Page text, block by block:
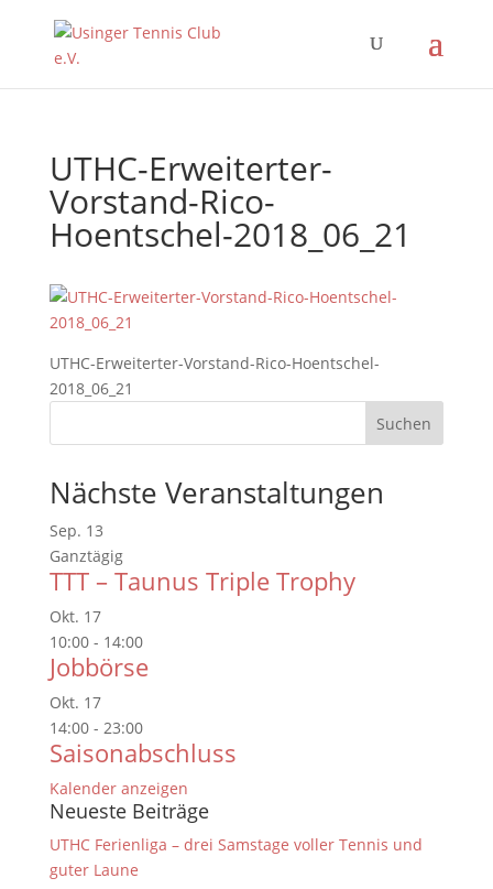
UTHC-Erweiterter-
Vorstand-Rico-
Hoentschel-2018_06_21
UTHC-Erweiterter-Vorstand-Rico-Hoentschel-
2018_06_21
Nächste Veranstaltungen
Sep. 13
Ganztägig
TTT – Taunus Triple Trophy
Okt. 17
10:00- 14:00
Jobbörse
Okt. 17
14:00- 23:00
Saisonabschluss
Kalender anzeigen
Neueste Beiträge
UTHC Ferienliga – drei Samstage voller Tennis und
guter Laune